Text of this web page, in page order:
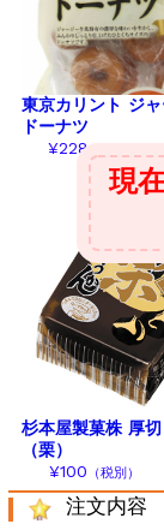
現
東京カリント ジ
ドーナツ
¥228
杉本屋製菓株 厚
（栗）
¥100 （税別）
注文内容